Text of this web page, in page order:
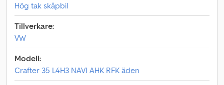
Hög tak skåpbil
Tillverkare:
VW
Modell:
Crafter 35 L4H3 NAVI AHK RFK äden